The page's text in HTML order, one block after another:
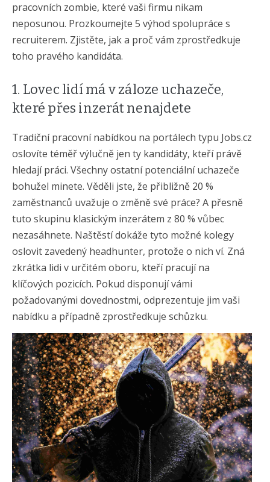
pracovních zombie, které vaši firmu nikam
neposunou. Prozkoumejte 5 výhod spolupráce s
recruiterem. Zjistěte, jak a proč vám zprostředkuje
toho pravého kandidáta.
1. Lovec lidí má v záloze uchazeče,
které přes inzerát nenajdete
Tradiční pracovní nabídkou na portálech typu Jobs.cz
oslovíte téměř výlučně jen ty kandidáty, kteří právě
hledají práci. Všechny ostatní potenciální uchazeče
bohužel minete. Věděli jste, že přibližně 20 %
zaměstnanců uvažuje o změně své práce? A přesně
tuto skupinu klasickým inzerátem z 80 % vůbec
nezasáhnete. Naštěstí dokáže tyto možné kolegy
oslovit zavedený headhunter, protože o nich ví. Zná
zkrátka lidi v určitém oboru, kteří pracují na
klíčových pozicích. Pokud disponují vámi
požadovanými dovednostmi, odprezentuje jim vaši
nabídku a případně zprostředkuje schůzku.